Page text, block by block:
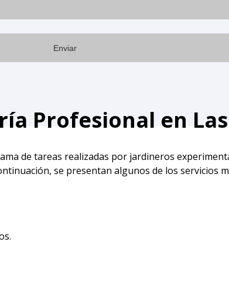
Profesional en
de tareas realizadas por jardineros
se presentan algunos de los servicios